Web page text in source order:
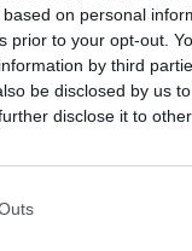
on personal
prior to your opt-out.
by third
be disclosed by us
disclose it to
ad